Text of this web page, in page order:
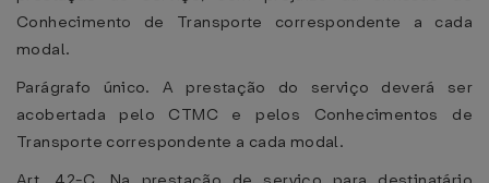
Conhecimento de Transporte correspondente a cada
modal.
Parágrafo único. A prestação do serviço deverá ser
acobertada pelo CTMC e pelos Conhecimentos de
Transporte correspondente a cada modal.